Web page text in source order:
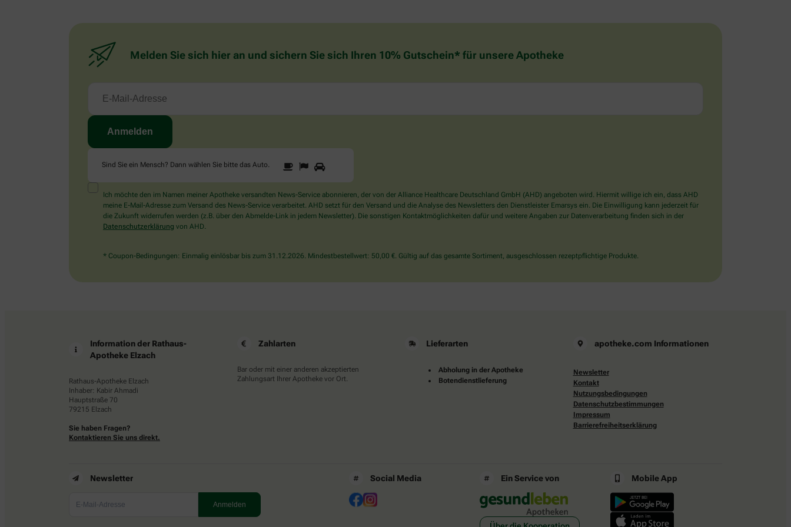
Melden Sie sich hier an und sichern Sie sich Ihren 10% Gutschein* für unsere Apotheke
Sind Sie ein Mensch? Dann wählen Sie bitte das Auto.
Sie
Mensch?
Dann
wählen
Auto.
1 2
Ich möchte den im Namen meiner Apotheke versandten News-Service abonnieren, der von der Alliance Healthcare Deutschland GmbH (AHD) angeboten wird. Hiermit willige ich ein, dass AHD
meine E-Mail-Adresse zum Versand des News-Service verarbeitet. AHD setzt für den Versand und die Analyse des Newsletters den Dienstleister Emarsys ein. Die Einwilligung kann jederzeit für
die Zukunft widerrufen werden (z.B. über den Abmelde-Link in jedem Newsletter). Die sonstigen Kontaktmöglichkeiten dafür und weitere Angaben zur Datenverarbeitung finden sich in der
Datenschutzerklärung von AHD.
* Coupon-Bedingungen: Einmalig einlösbar bis zum 31.12.2026. Mindestbestellwert: 50,00 €. Gültig auf das gesamte Sortiment, ausgeschlossen rezeptpflichtige Produkte.
Information der Rathaus-
Apotheke Elzach
Rathaus-Apotheke Elzach
Inhaber: Kabir Ahmadi
Hauptstraße 70
79215 Elzach
Sie haben Fragen?
Kontaktieren Sie uns direkt.
Zahlarten
Bar oder mit einer anderen akzeptierten
Zahlungsart Ihrer Apotheke vor Ort.
Lieferarten
Abholung in der Apotheke
Botendienstlieferung
apotheke.com Informationen
Newsletter
Kontakt
Nutzungsbedingungen
Datenschutzbestimmungen
Impressum
Barrierefreiheitserklärung
Newsletter Social Media Ein Service von Mobile App